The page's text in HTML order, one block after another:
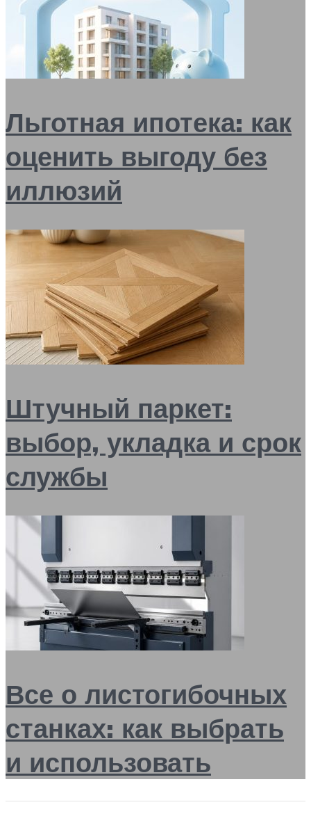
Льготная ипотека: как
оценить выгоду без
иллюзий
Штучный паркет:
выбор, укладка и срок
службы
Все о листогибочных
станках: как выбрать
и использовать